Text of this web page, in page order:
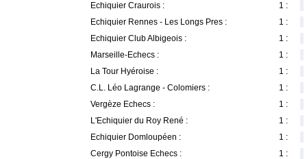
Echiquier Craurois :
1 :
Echiquier Rennes - Les Longs Pres :
1 :
Echiquier Club Albigeois :
1 :
Marseille-Echecs :
1 :
La Tour Hyéroise :
1 :
C.L. Léo Lagrange - Colomiers :
1 :
Vergèze Echecs :
1 :
L'Echiquier du Roy René :
1 :
Echiquier Domloupéen :
1 :
Cergy Pontoise Echecs :
1 :